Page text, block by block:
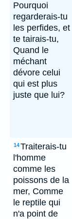
Pourquoi
regarderais-tu
les perfides, et
te tairais-tu,
Quand le
méchant
dévore celui
qui est plus
juste que lui?
14Traiterais-tu
l'homme
comme les
poissons de la
mer, Comme
le reptile qui
n'a point de